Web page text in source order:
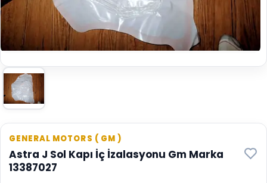
GENERAL MOTORS ( GM )
Astra J Sol Kapı İç İzalasyonu Gm Marka
13387027